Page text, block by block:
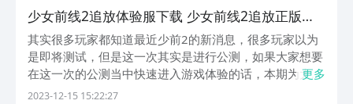
少女前线2追放体验服下载 少女前线2追放正版下
载安装链接
其实很多玩家都知道最近少前2的新消息，很多玩家以为
是即将测试，但是这一次其实是进行公测，如果大家想要
在这一次的公测当中快速进入游戏体验的话，本期为大家
带来的少女前线2追放测试服下载可以看一下，其中的部
更多
2023-12-15 15:22:27